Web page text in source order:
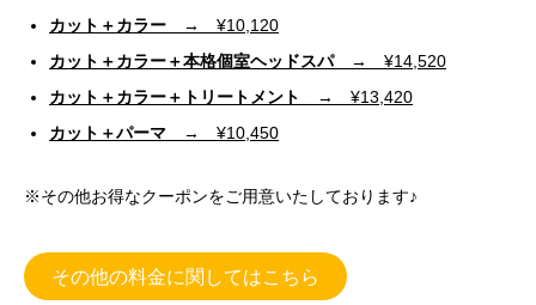
カット＋カラー → ¥10,120
カット＋カラー＋本格個室ヘッドスパ→ ¥14,520
カット＋カラー＋トリートメント
→ ¥13,420
カット＋パーマ → ¥10,450
※その他お得なクーポンをご用意いたしております♪
その他の料金に関してはこちら